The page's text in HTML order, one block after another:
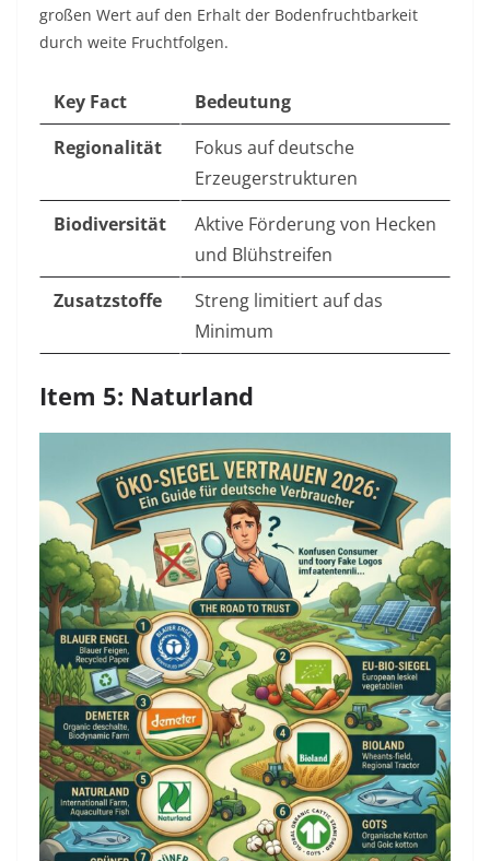
großen Wert auf den Erhalt der Bodenfruchtbarkeit
durch weite Fruchtfolgen.
Key Fact
Bedeutung
Regionalität
Fokus auf deutsche
Erzeugerstrukturen
Biodiversität
Aktive Förderung von Hecken
und Blühstreifen
Zusatzstoffe
Streng limitiert auf das
Minimum
Item 5: Naturland